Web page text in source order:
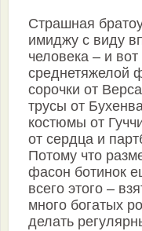
Страшная
имиджу с виду
человека – и
среднетяжелой
сорочки от
трусы от
костюмы от
от сердца и
Потому что
фасон ботинок
всего этого –
много богатых
делать